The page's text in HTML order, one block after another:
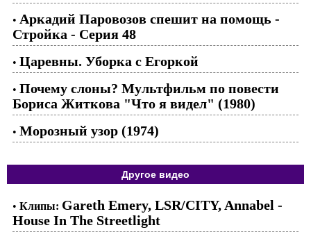
• Аркадий Паровозов спешит на помощь -
Стройка - Cерия 48
• Царевны. Уборка с Егоркой
• Почему слоны? Мультфильм по повести
Бориса Житкова "Что я видел" (1980)
• Морозный узор (1974)
Другое видео
• Клипы: Gareth Emery, LSR/CITY, Annabel -
House In The Streetlight